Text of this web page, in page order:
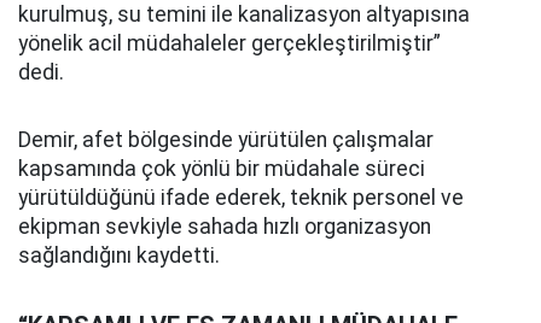
kurulmuş, su temini ile kanalizasyon altyapısına
yönelik acil müdahaleler gerçekleştirilmiştir”
dedi.
Demir, afet bölgesinde yürütülen çalışmalar
kapsamında çok yönlü bir müdahale süreci
yürütüldüğünü ifade ederek, teknik personel ve
ekipman sevkiyle sahada hızlı organizasyon
sağlandığını kaydetti.